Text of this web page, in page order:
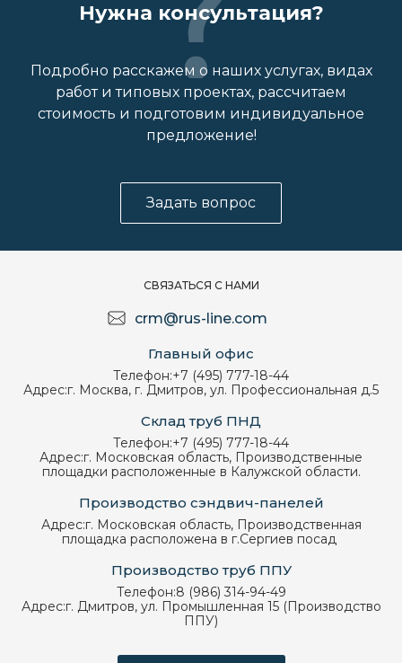
Нужна консультация?
Подробно расскажем о наших услугах, видах
работ и типовых проектах, рассчитаем
стоимость и подготовим индивидуальное
предложение!
Задать вопрос
СВЯЗАТЬСЯ С НАМИ
crm@rus-line.com
Главный офис
Телефон:+7 (495) 777-18-44
Адрес:г. Москва, г. Дмитров, ул. Профессиональная д.5
Склад труб ПНД
Телефон:+7 (495) 777-18-44
Адрес:г. Московская область, Производственные
площадки расположенные в Калужской области.
Производство сэндвич-панелей
Адрес:г. Московская область, Производственная
площадка расположена в г.Сергиев посад
Производство труб ППУ
Телефон:8 (986) 314-94-49
Адрес:г. Дмитров, ул. Промышленная 15 (Производство
ППУ)